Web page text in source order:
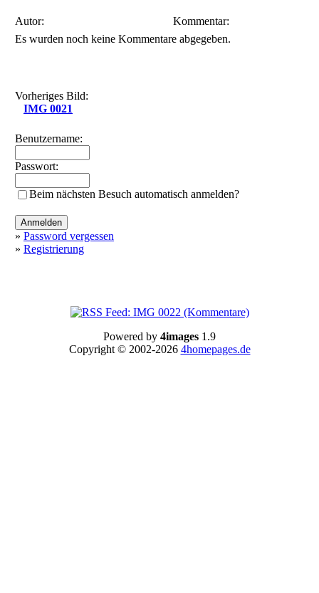
Autor:
Kommentar:
Es wurden noch keine Kommentare abgegeben.
Vorheriges Bild:
IMG 0021
Benutzername:
Passwort:
Beim nächsten Besuch automatisch anmelden?
» Password vergessen
» Registrierung
Powered by 4images 1.9
Copyright © 2002-2026 4homepages.de